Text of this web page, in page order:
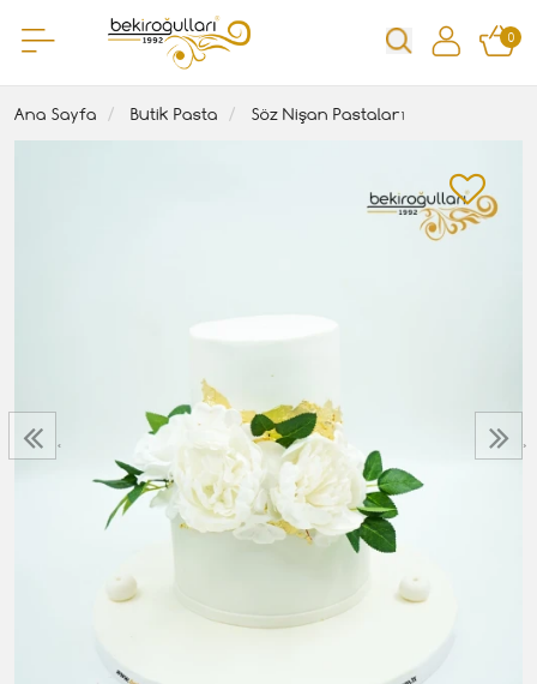
0
Ana Sayfa Butik Pasta Söz Nişan Pastaları
‹ ›